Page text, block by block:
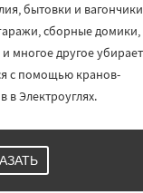
бытовки и
сборные домики,
многое другое
с помощью кранов-
в Электроуглях.